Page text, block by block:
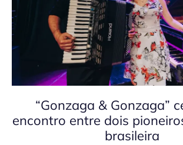
“Gonzaga & Gonzaga”
encontro entre dois
brasileira